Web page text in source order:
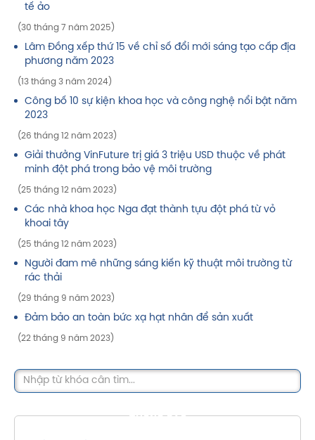
tế ảo
(30 tháng 7 năm 2025)
Lâm Đồng xếp thứ 15 về chỉ số đổi mới sáng tạo cấp địa
phương năm 2023
(13 tháng 3 năm 2024)
Công bố 10 sự kiện khoa học và công nghệ nổi bật năm
2023
(26 tháng 12 năm 2023)
Giải thưởng VinFuture trị giá 3 triệu USD thuộc về phát
minh đột phá trong bảo vệ môi trường
(25 tháng 12 năm 2023)
Các nhà khoa học Nga đạt thành tựu đột phá từ vỏ
khoai tây
(25 tháng 12 năm 2023)
Người đam mê những sáng kiến kỹ thuật môi trường từ
rác thải
(29 tháng 9 năm 2023)
Đảm bảo an toàn bức xạ hạt nhân để sản xuất
(22 tháng 9 năm 2023)
THÔNG BÁO